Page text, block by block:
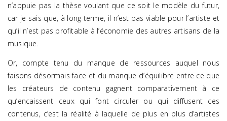
n’appuie pas la thèse voulant que ce soit le modèle du futur,
car je sais que, à long terme, il n’est pas viable pour l’artiste et
qu’il n’est pas profitable à l’économie des autres artisans de la
musique.
Or, compte tenu du manque de ressources auquel nous
faisons désormais face et du manque d’équilibre entre ce que
les créateurs de contenu gagnent comparativement à ce
qu’encaissent ceux qui font circuler ou qui diffusent ces
contenus, c’est la réalité à laquelle de plus en plus d’artistes